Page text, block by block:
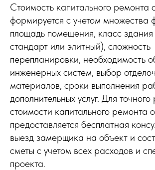
Стоимость капитального ремонта
формируется с учетом множества
площадь помещения, класс здания
стандарт или элитный), сложность
перепланировки, необходимость
инженерных систем, выбор
материалов, сроки выполнения
дополнительных услуг. Для точного
стоимости капитального ремонта
предоставляется бесплатная
выезд замерщика на объект и
сметы с учетом всех расходов и
проекта.